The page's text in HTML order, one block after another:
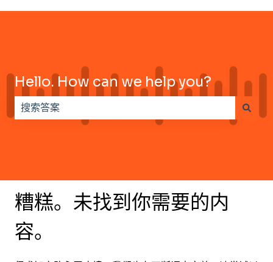
Hello. How can we help you?
没有建议，因为搜索字段为空。
糟糕。未找到你需要的内
容。